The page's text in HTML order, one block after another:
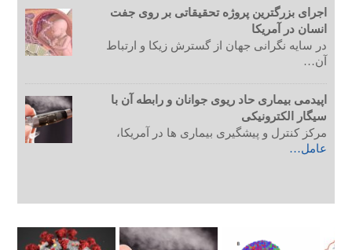
اجرای بزرگترین پروژه تحقیقاتی بر روی جفت
انسان در آمریکا
در سایه نگرانی جهان از گسترش زیکا و ارتباط
آن…
اپیدمی بیماری حاد ریوی جوانان و رابطه آن با
سیگار الکترونیکی
مرکز کنترل و پیشگیری بیماری ها در آمریکا،
عامل…